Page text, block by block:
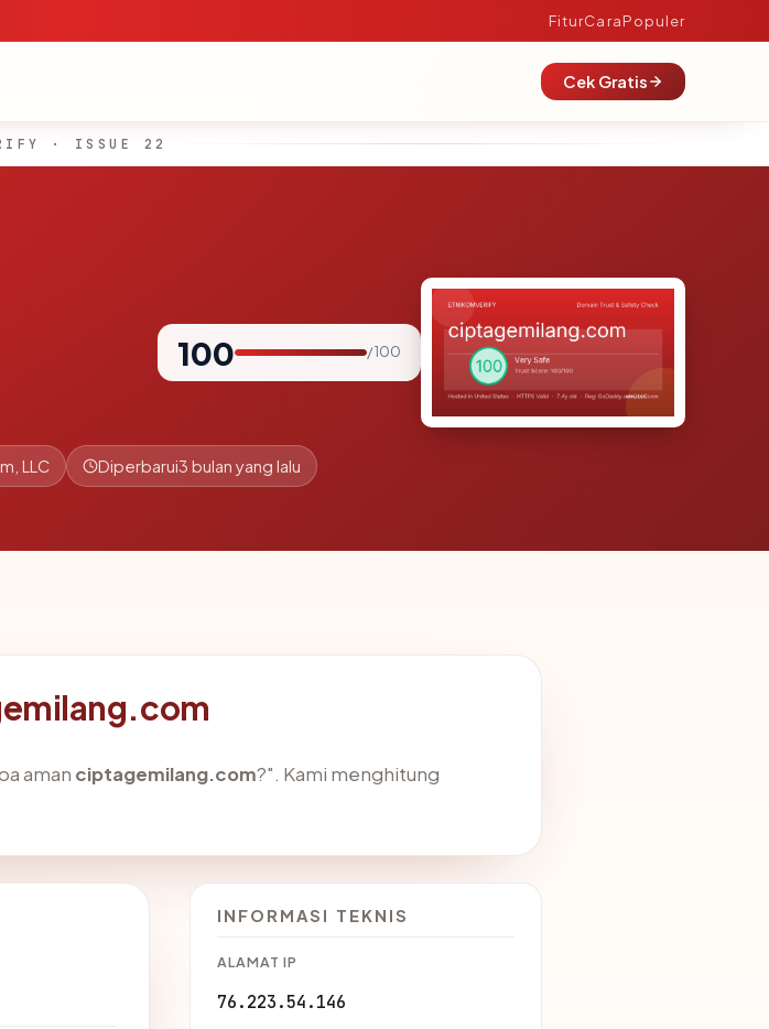
FiturCaraPopuler
Cek Gratis
· ISSUE 22
100 / 100
LLC Diperbarui3 bulan yang lalu
aman ciptagemilang.com?". Kami menghitung
INFORMASI TEKNIS
ALAMAT IP
76.223.54.146